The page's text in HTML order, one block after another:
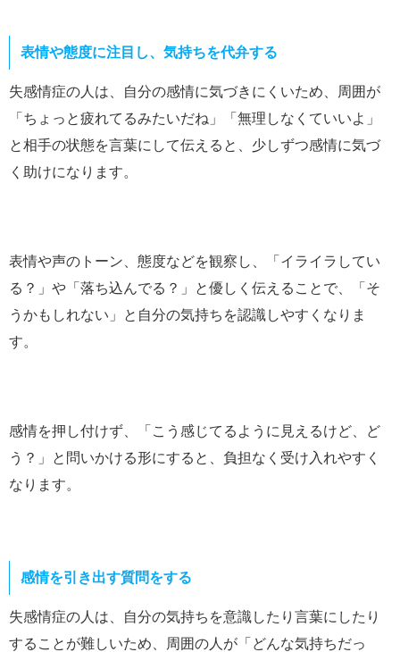
表情や態度に注目し、気持ちを代弁する
失感情症の人は、自分の感情に気づきにくいため、周囲が
「ちょっと疲れてるみたいだね」「無理しなくていいよ」
と相手の状態を言葉にして伝えると、少しずつ感情に気づ
く助けになります。
表情や声のトーン、態度などを観察し、「イライラしてい
る？」や「落ち込んでる？」と優しく伝えることで、「そ
うかもしれない」と自分の気持ちを認識しやすくなりま
す。
感情を押し付けず、「こう感じてるように見えるけど、ど
う？」と問いかける形にすると、負担なく受け入れやすく
なります。
感情を引き出す質問をする
失感情症の人は、自分の気持ちを意識したり言葉にしたり
することが難しいため、周囲の人が「どんな気持ちだっ